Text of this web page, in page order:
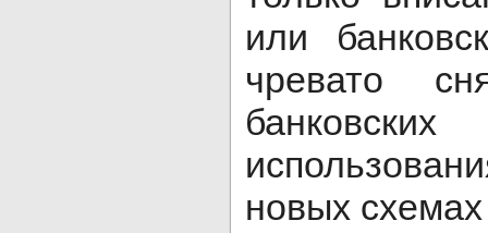
или
чревато
новых